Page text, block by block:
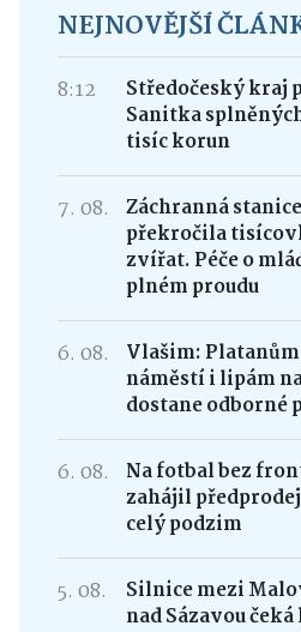
NEJNOVĚJŠÍ
8:12
Středočeský kraj
Sanitka
tisíc korun
7. 08.
Záchranná
překročila
zvířat. Péče o
plném proudu
6. 08.
Vlašim:
náměstí i lipám
dostane odborné
6. 08.
Na fotbal bez
zahájil
celý podzim
5. 08.
Silnice mezi
nad Sázavou